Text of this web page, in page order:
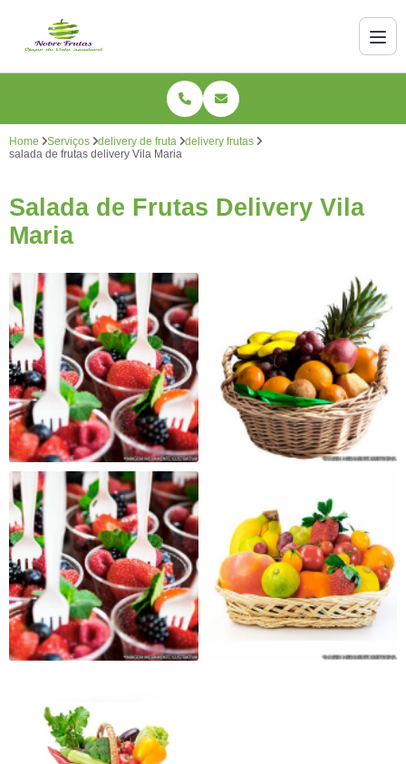
Home Serviços delivery de fruta
delivery frutas
salada de frutas delivery Vila Maria
Salada de Frutas Delivery Vila
Maria